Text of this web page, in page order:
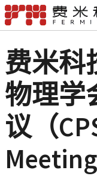
费米科
物理学
议（
Meeting